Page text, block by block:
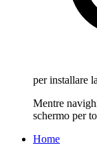
per installare
Mentre
schermo per
Home